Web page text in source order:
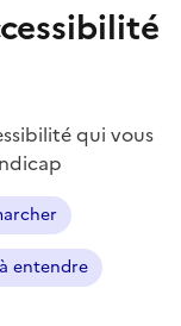
qui vous
entendre